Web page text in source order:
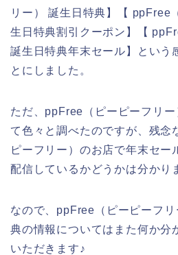
リー） 誕生日特典】【 ppFree
生日特典割引クーポン】【
誕生日特典年末セール】という
とにしました。
ただ、ppFree（ピーピーフリ
て色々と調べたのですが、残念
ピーフリー）のお店で年末セー
配信しているかどうかは分かり
なので、ppFree（ピーピーフ
典の情報についてはまた何か分
いただきます♪